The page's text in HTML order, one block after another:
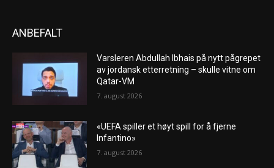
ANBEFALT
Varsleren Abdullah Ibhais på nytt pågrepet
av jordansk etterretning – skulle vitne om
Qatar-VM
7. august 2026
«UEFA spiller et høyt spill for å fjerne
Infantino»
7. august 2026